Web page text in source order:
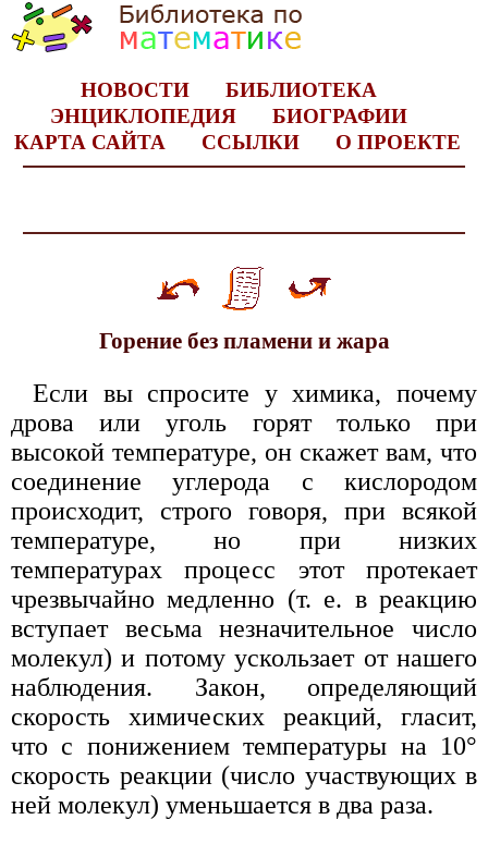
НОВОСТИ
БИБЛИОТЕКА
ЭНЦИКЛОПЕДИЯ
БИОГРАФИИ
КАРТА САЙТА
ССЫЛКИ О ПРОЕКТЕ
Горение без пламени и жара
Если вы спросите у химика, почему
дрова или уголь горят только при
высокой температуре, он скажет вам, что
соединение углерода с кислородом
происходит, строго говоря, при всякой
температуре, но при низких
температурах процесс этот протекает
чрезвычайно медленно (т. е. в реакцию
вступает весьма незначительное число
молекул) и потому ускользает от нашего
наблюдения. Закон, определяющий
скорость химических реакций, гласит,
что с понижением температуры на 10°
скорость реакции (число участвующих в
ней молекул) уменьшается в два раза.